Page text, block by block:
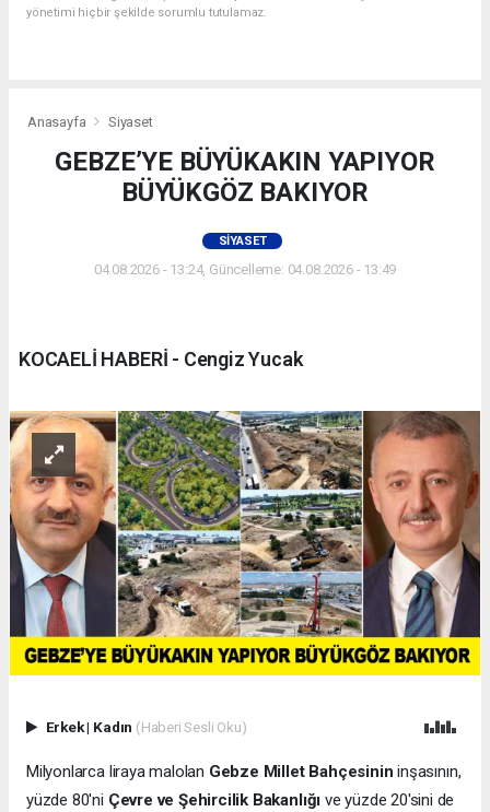
yönetimi hiçbir şekilde sorumlu tutulamaz.
Anasayfa Siyaset
GEBZE’YE BÜYÜKAKIN YAPIYOR
BÜYÜKGÖZ BAKIYOR
SIYASET
04.08.2026 - 13:24, Güncelleme: 04.08.2026 - 13:49
KOCAELİ HABERİ - Cengiz Yucak
Erkek| Kadın (Haberi Sesli Oku)
Milyonlarca liraya malolan Gebze Millet Bahçesinin inşasının,
yüzde 80'ni Çevre ve Şehircilik Bakanlığı ve yüzde 20'sini de